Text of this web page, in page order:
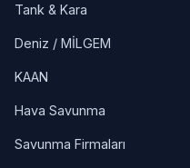
Tank & Kara
Deniz / MİLGEM
KAAN
Hava Savunma
Savunma Firmaları